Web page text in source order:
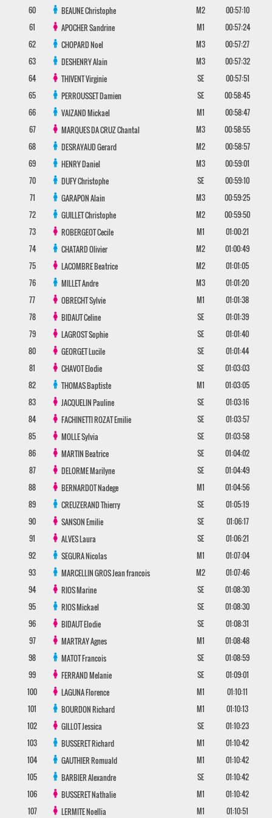
60 BEAUNEChristophe M2
00:57:10
61
APOCHERSandrine M1
00:57:24
62
CHOPARDNoel M3
00:57:27
63
DESHENRYAlain M3
00:57:32
64
THIVENTVirginie SE
00:57:51
65
PERROUSSETDamien SE
00:58:45
66
VAIZANDMickael M1
00:58:47
67
MARQUES DA CRUZChantal M3
00:58:55
68
DESRAYAUDGerard M2
00:58:57
69
HENRYDaniel M3
00:59:01
70
DUFYChristophe SE
00:59:10
71
GARAPONAlain M3
00:59:25
72
GUILLETChristophe M2
00:59:50
73
ROBERGEOTCecile M1
01:00:21
74
CHATARDOlivier M2
01:00:49
75
LACOMBREBeatrice M2
01:01:05
76
MILLETAndre M3
01:01:20
77
OBRECHTSylvie M1
01:01:38
78
BIDAUTCeline SE
01:01:39
79
LAGROSTSophie SE
01:01:40
80
GEORGETLucile SE
01:01:44
81
CHAVOTElodie SE
01:03:03
82
THOMASBaptiste M1
01:03:05
83
JACQUELINPauline SE
01:03:16
84
FACHINETTI ROZATEmilie SE
01:03:57
85
MOLLESylvia SE
01:03:58
86
MARTINBeatrice SE
01:04:02
87
DELORMEMarilyne SE
01:04:49
88
BERNARDOTNadege M1
01:04:56
89
CREUZERANDThierry SE
01:05:19
90
SANSONEmilie SE
01:06:17
91
ALVESLaura SE
01:06:21
92
SEGURANicolas M1
01:07:04
93
MARCELLIN GROSJean francois M2
01:07:46
94
RIOSMarine SE
01:08:30
95
RIOSMickael SE
01:08:30
96
BIDAUTElodie SE
01:08:31
97
MARTRAYAgnes M1
01:08:48
98
MATOTFrancois SE
01:08:59
99
FERRANDMelanie SE
01:09:01
100
LAGUNAFlorence M1
01:10:11
101
BOURDONRichard M1
01:10:13
102
GILLOTJessica SE
01:10:23
103
BUSSERETRichard M1
01:10:42
104
GAUTHIERRomuald M1
01:10:42
105
BARBIERAlexandre SE
01:10:42
106
BUSSERETNathalie M1
01:10:42
107
LERMITENoellia M1
01:10:51